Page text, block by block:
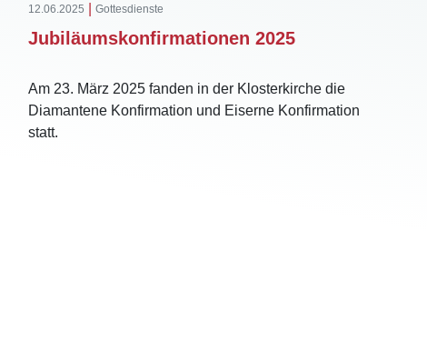
12.06.2025 Gottesdienste
Jubiläumskonfirmationen 2025
Am 23. März 2025 fanden in der Klosterkirche die
Diamantene Konfirmation und Eiserne Konfirmation
statt.